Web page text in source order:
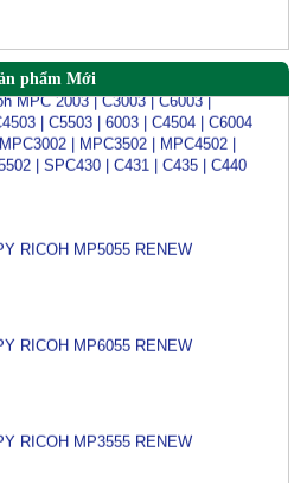
phẩm Mới
MPC 2003 | C3003 | C6003 |
| C5503 | 6003 | C4504 | C6004
| MPC3502 | MPC4502 |
| SPC430 | C431 | C435 | C440